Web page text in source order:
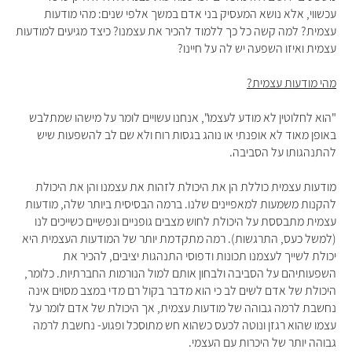
עכשווי, אלא נושא המעסיק בני אדם במשך אלפי שנים: מהי מודעות
עצמית? למה קשה כל כך ללמוד להכיר את עצמנו? כיצד מגיעים למודעות
עצמית ואיזו השפעה יש לה על חיינו?
מהי מודעות עצמית?
"הוא לחלוטין לא מודע לעצמו", אנחנו עשויים לומר על מישהו שמתלבש
באופן מאוד לא אופנתי או נוהג בגסות רוח ולא שם לב להשפעות שיש
להתנהגותו על הסביבה.
מודעות עצמית כוללת הן את היכולת לזהות את עצמנו והן את היכולת
להקנות משמעות למאפיינים שלנו. ברמה הבסיסית ביותר שלה, מודעות
עצמית מתבססת על היכולת לחוש מצבים גופניים ונפשיים כשייכים לנו
(למשל כעס, התרגשות). רמה מתקדמת יותר של המודעות העצמית היא
יכולת לשייך לעצמנו תכונות ודפוסי התנהגות יציבים, להכיר את
השפעותיהם על הסביבה ולבחון אותם למול הנורמות החברתיות. כלומר,
היכולת של אדם לשים לב כי הוא מדבר בקול רם מדי במצב מסוים אינה
נחשבת לרמה גבוהה של מודעות עצמית, אך היכולת של אדם לומר על
עצמו שהוא רגזן ונוטה לכעס כשהוא חש מתוסכל ופגוע- נחשבת לרמה
גבוהה יותר של היכרות עם העצמי.